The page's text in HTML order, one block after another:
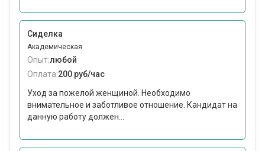
Сиделка
Академическая
Опыт:любой
Оплата:200 руб/час
Уход за пожелой женщиной. Необходимо
внимательное и заботливое отношение. Кандидат на
данную работу должен...